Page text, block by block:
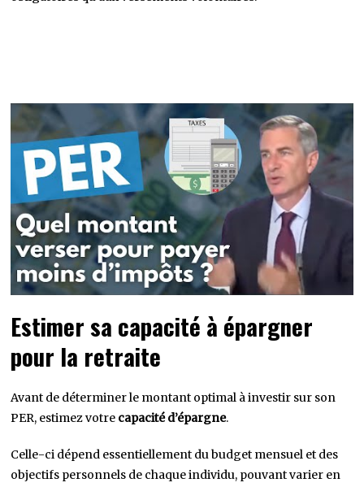
Estimer sa capacité à épargner
pour la retraite
Avant de déterminer le montant optimal à investir sur son
PER, estimez votre capacité d’épargne.
Celle-ci dépend essentiellement du budget mensuel et des
objectifs personnels de chaque individu, pouvant varier en